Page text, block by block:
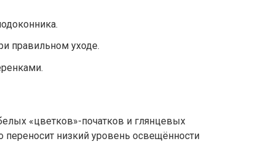
правильном уходе.
«цветков»-початков и глянцевых
низкий уровень освещённости